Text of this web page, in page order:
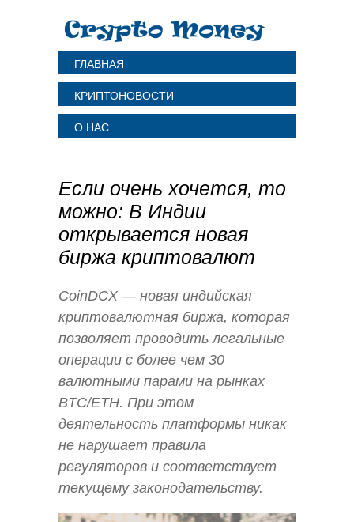
ГЛАВНАЯ
КРИПТОНОВОСТИ
О НАС
Если очень хочется, то
можно: В Индии
открывается новая
биржа криптовалют
CoinDCX — новая индийская
криптовалютная биржа, которая
позволяет проводить легальные
операции с более чем 30
валютными парами на рынках
BTC/ETH. При этом
деятельность платформы никак
не нарушает правила
регуляторов и соответствует
текущему законодательству.